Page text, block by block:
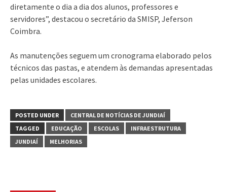
diretamente o dia a dia dos alunos, professores e
servidores”, destacou o secretário da SMISP, Jeferson
Coimbra.
As manutenções seguem um cronograma elaborado pelos
técnicos das pastas, e atendem às demandas apresentadas
pelas unidades escolares.
POSTED UNDER
CENTRAL DE NOTÍCIAS DE JUNDIAÍ
TAGGED
EDUCAÇÃO ESCOLAS
INFRAESTRUTURA
JUNDIAÍ
MELHORIAS